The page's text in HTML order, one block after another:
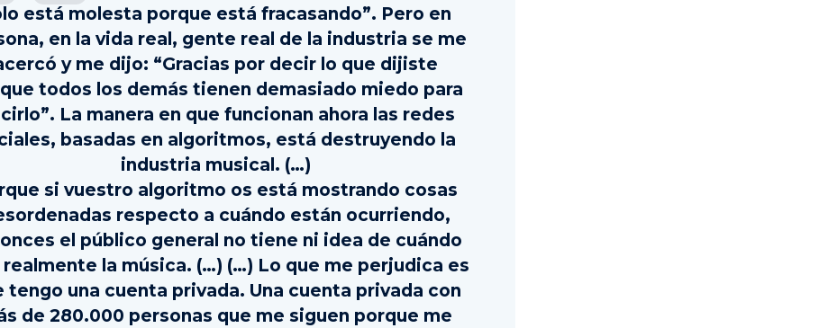
está molesta porque está fracasando”. Pero en
en la vida real, gente real de la industria se me
y me dijo: “Gracias por decir lo que dijiste
todos los demás tienen demasiado miedo para
La manera en que funcionan ahora las redes
basadas en algoritmos, está destruyendo la
industria musical. (…)
si vuestro algoritmo os está mostrando cosas
respecto a cuándo están ocurriendo,
el público general no tiene ni idea de cuándo
realmente la música. (…) (…) Lo que me perjudica es
tengo una cuenta privada. Una cuenta privada con
de 280.000 personas que me siguen porque me